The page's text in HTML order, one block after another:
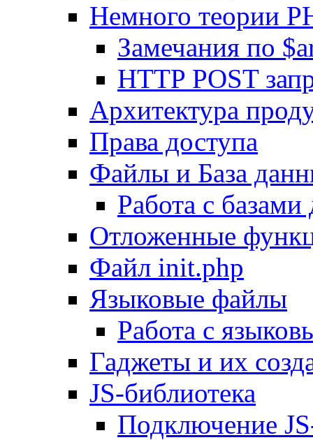
Немного теории
Замечания по
HTTP POST
Архитектура
Права доступа
Файлы и База
Работа с
Отложенные
Файл init.php
Языковые файлы
Работа с
Гаджеты и их
JS-библиотека
Подключение